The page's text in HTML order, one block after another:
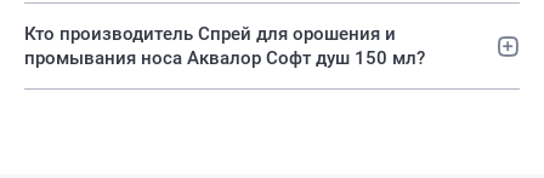
Кто производитель Спрей для орошения и
промывания носа Аквалор Софт душ 150 мл?